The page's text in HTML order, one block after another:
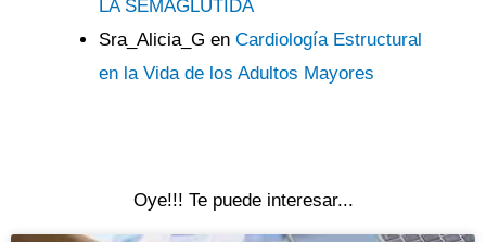
LA SEMAGLUTIDA
Sra_Alicia_G en Cardiología Estructural
en la Vida de los Adultos Mayores
Oye!!! Te puede interesar...